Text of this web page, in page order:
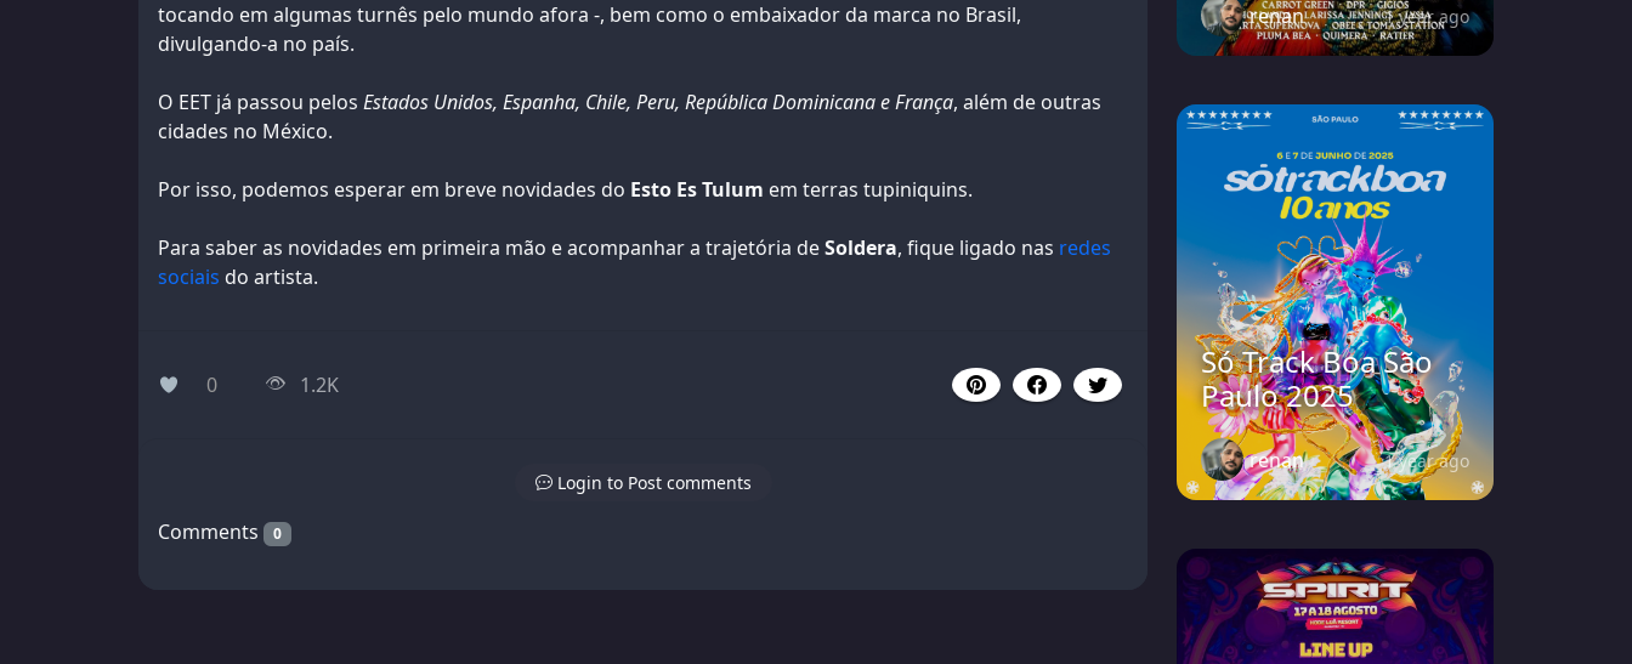
tocando em algumas turnês pelo mundo afora -, bem como o embaixador da marca no Brasil,
divulgando-a no país.
O EET já passou pelos Estados Unidos, Espanha, Chile, Peru, República Dominicana e França, além de outras
cidades no México.
Por isso, podemos esperar em breve novidades do Esto Es Tulum em terras tupiniquins.
Para saber as novidades em primeira mão e acompanhar a trajetória deSoldera, fique ligado nas redes
sociais do artista.
0 1.2K
Login to Post comments
Comments 0
renan 1 year ago
Só Track Boa São
Paulo 2025
renan 1 year ago